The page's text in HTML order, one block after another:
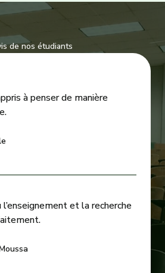
de nos étudiants
à penser de manière
et la recherche